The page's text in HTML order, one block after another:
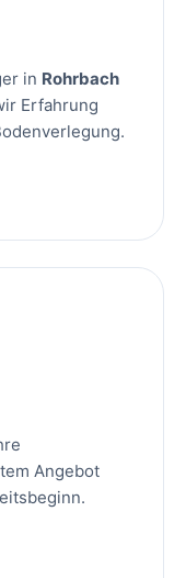
in Rohrbach
Erfahrung
Angebot